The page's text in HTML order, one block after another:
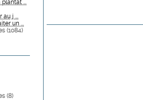
...
au j ...
un ...
(1084)
(8)